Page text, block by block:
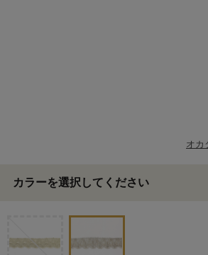
オカ
カラーを選択してください